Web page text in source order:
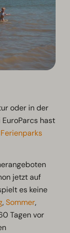
oder in der
hast
Ferienparks
jetzt auf
es keine
,Sommer,
Tagen vor